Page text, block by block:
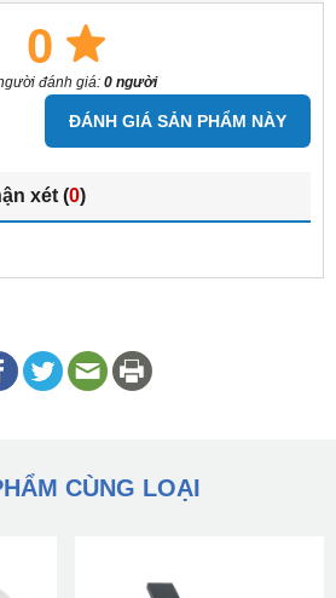
0
đánh giá: 0 người
ĐÁNH GIÁ SẢN PHẨM NÀY
xét (0)
CÙNG LOẠI